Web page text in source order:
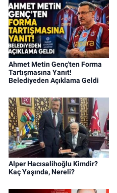
Ahmet Metin Genç'ten Forma
Tartışmasına Yanıt!
Belediyeden Açıklama Geldi
Alper Hacısalihoğlu Kimdir?
Kaç Yaşında, Nereli?